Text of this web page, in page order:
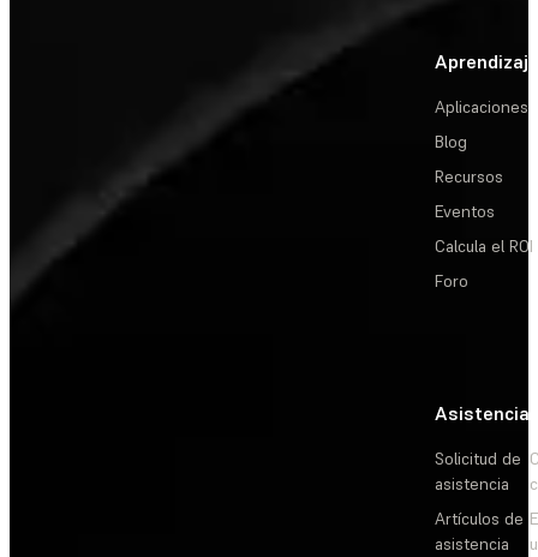
Aprendizaje
Aplicaciones
Blog
Recursos
Eventos
Calcula el ROI
Foro
Asistencia
Solicitud de
asistencia
Artículos de
asistencia